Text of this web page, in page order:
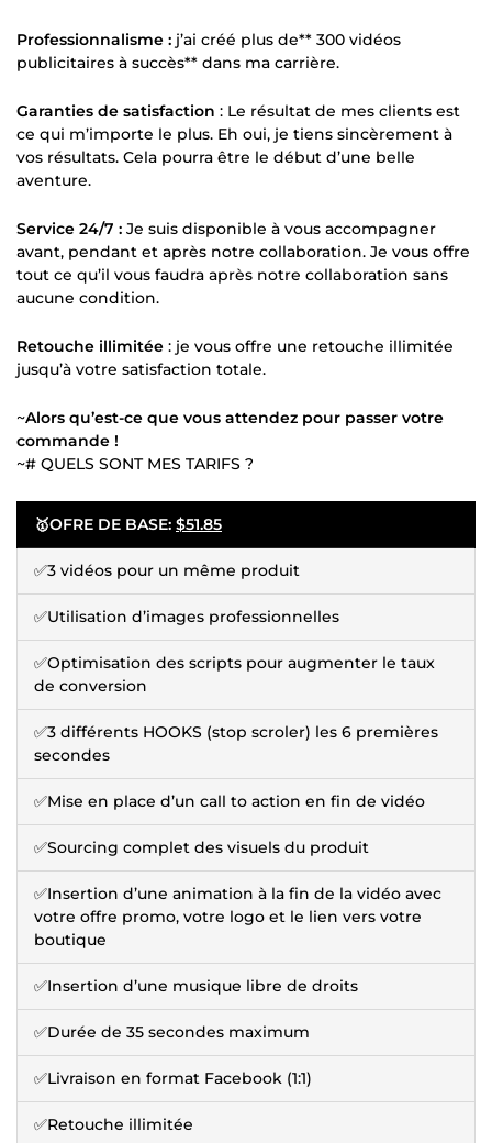
Professionnalisme : j’ai créé plus de** 300 vidéos
publicitaires à succès** dans ma carrière.
Garanties de satisfaction : Le résultat de mes clients est
ce qui m’importe le plus. Eh oui, je tiens sincèrement à
vos résultats. Cela pourra être le début d’une belle
aventure.
Service 24/7 : Je suis disponible à vous accompagner
avant, pendant et après notre collaboration. Je vous offre
tout ce qu’il vous faudra après notre collaboration sans
aucune condition.
Retouche illimitée : je vous offre une retouche illimitée
jusqu’à votre satisfaction totale.
~Alors qu’est-ce que vous attendez pour passer votre
commande !
~# QUELS SONT MES TARIFS ?
🥇OFRE DE BASE: $51.85
✅3 vidéos pour un même produit
✅Utilisation d’images professionnelles
✅Optimisation des scripts pour augmenter le taux
de conversion
✅3 différents HOOKS (stop scroler) les 6 premières
secondes
✅Mise en place d’un call to action en fin de vidéo
✅Sourcing complet des visuels du produit
✅Insertion d’une animation à la fin de la vidéo avec
votre offre promo, votre logo et le lien vers votre
boutique
✅Insertion d’une musique libre de droits
✅Durée de 35 secondes maximum
✅Livraison en format Facebook (1:1)
✅Retouche illimitée